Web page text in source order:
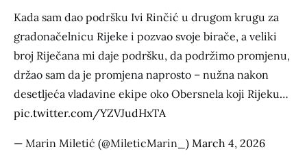
Kada sam dao podršku Ivi Rinčić u drugom krugu za
gradonačelnicu Rijeke i pozvao svoje birače, a veliki
broj Riječana mi daje podršku, da podržimo promjenu,
držao sam da je promjena naprosto – nužna nakon
desetljeća vladavine ekipe oko Obersnela koji Rijeku…
pic.twitter.com/YZVJudHxTA
— Marin Miletić (@MileticMarin_) March 4, 2026